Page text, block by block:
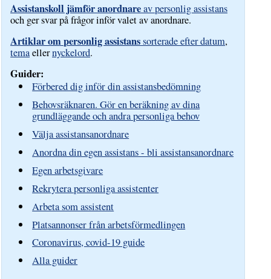
Assistanskoll jämför anordnareav personlig assistans
och ger svar på frågor inför valet av anordnare.
Artiklar om personlig assistanssorterade efter datum,
temaellernyckelord.
Guider:
Förbered dig inför din assistansbedömning
Behovsräknaren. Gör en beräkning av dina
grundläggande och andra personliga behov
Välja assistansanordnare
Anordna din egen assistans - bli assistansanordnare
Egen arbetsgivare
Rekrytera personliga assistenter
Arbeta som assistent
Platsannonser från arbetsförmedlingen
Coronavirus, covid-19 guide
Alla guider